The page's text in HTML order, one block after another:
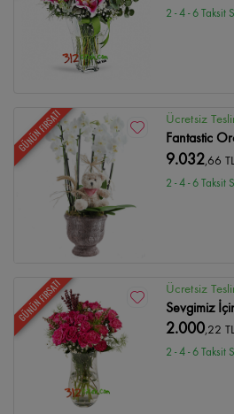
2 - 4 - 6 Taksit
GÜNÜN FIRSATI Ücretsiz
Fantastic
9.032,66 TL
2 - 4 - 6 Taksit
GÜNÜN FIRSATI Ücretsiz
Sevgimiz
2.000,22 TL
2 - 4 - 6 Taksit